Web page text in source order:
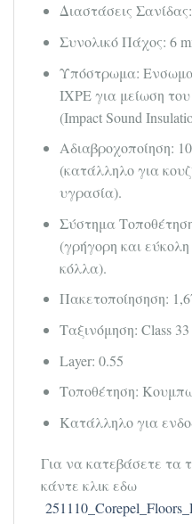
Διαστάσεις
Συνολικό Πάχος: 6
Υπόστρωμα:
IXPE για μείωση
(Impact Sound
Αδιαβροχοποίηση:
(κατάλληλο για
υγρασία).
Σύστημα
(γρήγορη και
κόλλα).
Πακετοποίησηση:
Ταξινόμηση: Class 33
Layer: 0.55
Τοποθέτηση:
Κατάλληλο για
Για να κατεβάσετε τα
κάντε κλικ εδω